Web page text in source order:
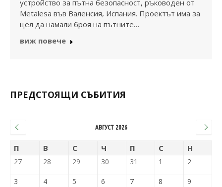
устройство за пътна безопасност, ръководен от
Metalesa във Валенсия, Испания. Проектът има за
цел да намали броя на пътните…
виж повече
ПРЕДСТОЯЩИ СЪБИТИЯ
АВГУСТ 2026
П В С Ч П С Н
27 28 29 30 31 1 2
3 4 5 6 7 8 9